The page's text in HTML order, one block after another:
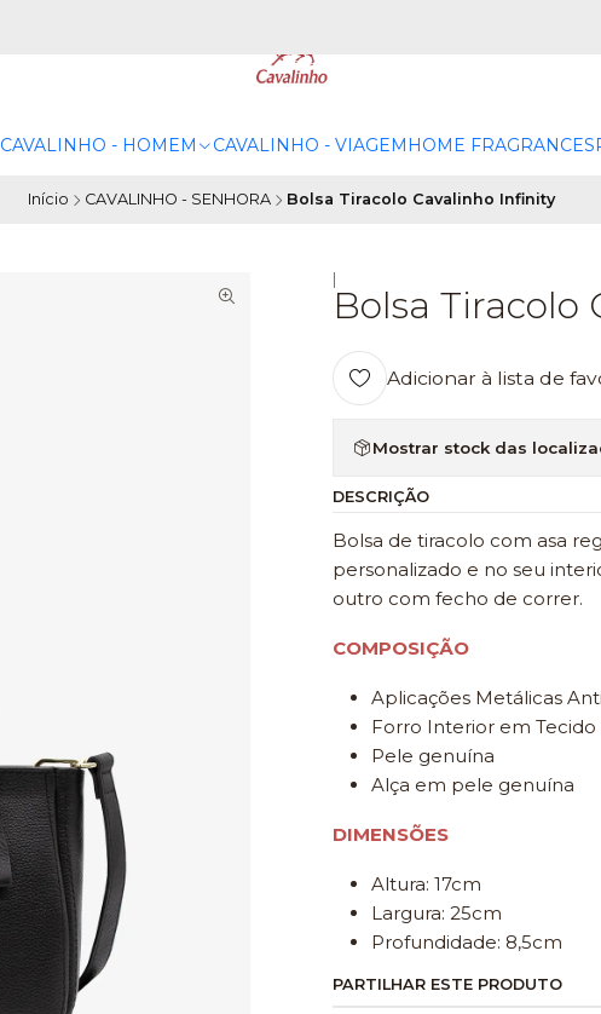
CAVALINHO - HOMEM CAVALINHO - VIAGEM HOME FRAGRANCES
Início CAVALINHO - SENHORA Bolsa Tiracolo Cavalinho Infinity
Bolsa
Adicionar à lista de
Mostrar stock das
DESCRIÇÃO
Bolsa de tiracolo com asa
personalizado e no seu
outro com fecho de correr.
COMPOSIÇÃO
Aplicações Metálicas
Forro Interior em Tecido
Pele genuína
Alça em pele genuína
DIMENSÕES
Altura: 17cm
Largura: 25cm
Profundidade: 8,5cm
PARTILHAR ESTE PRODUTO